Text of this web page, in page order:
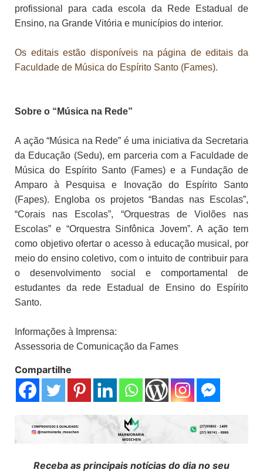
profissional para cada escola da Rede Estadual de
Ensino, na Grande Vitória e municípios do interior.
Os editais estão disponíveis na página de editais da
Faculdade de Música do Espírito Santo (Fames).
Sobre o “Música na Rede”
A ação “Música na Rede” é uma iniciativa da Secretaria
da Educação (Sedu), em parceria com a Faculdade de
Música do Espírito Santo (Fames) e a Fundação de
Amparo à Pesquisa e Inovação do Espírito Santo
(Fapes). Engloba os projetos “Bandas nas Escolas”,
“Corais nas Escolas”, “Orquestras de Violões nas
Escolas” e “Orquestra Sinfônica Jovem”. A ação tem
como objetivo ofertar o acesso à educação musical, por
meio do ensino coletivo, com o intuito de contribuir para
o desenvolvimento social e comportamental de
estudantes da rede Estadual de Ensino do Espírito
Santo.
Informações à Imprensa:
Assessoria de Comunicação da Fames
Compartilhe
Receba as principais notícias do dia no seu